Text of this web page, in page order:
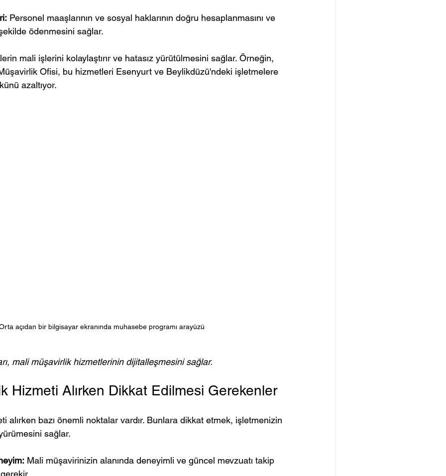
Personel maaşlarının ve sosyal haklarının doğru hesaplanmasını ve
ödenmesini sağlar.
mali işlerini kolaylaştırır ve hatasız yürütülmesini sağlar. Örneğin,
Ofisi, bu hizmetleri Esenyurt ve Beylikdüzü'ndeki işletmelere
azaltıyor.
açıdan bir bilgisayar ekranında muhasebe programı arayüzü
mali müşavirlik hizmetlerinin dijitalleşmesini sağlar.
Hizmeti Alırken Dikkat Edilmesi Gerekenler
alırken bazı önemli noktalar vardır. Bunlara dikkat etmek, işletmenizin
sağlar.
Mali müşavirinizin alanında deneyimli ve güncel mevzuatı takip